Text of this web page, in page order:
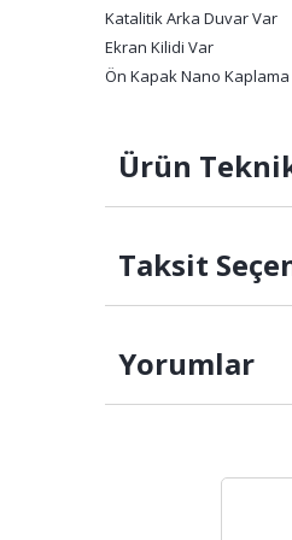
Katalitik Arka Duvar Var
Ekran Kilidi Var
Ön Kapak Nano
Ürün
Taksit
Yorumlar